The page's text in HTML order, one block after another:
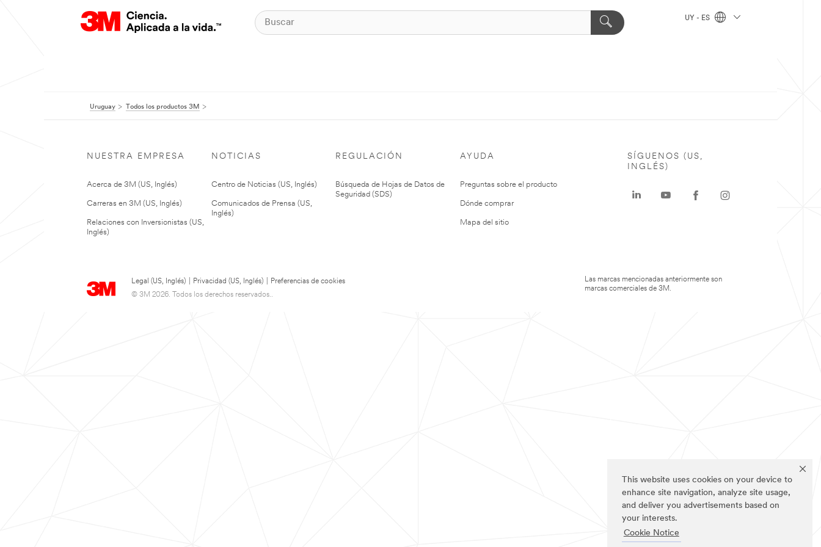
This website uses cookies on your device to
enhance site navigation, analyze site usage,
and deliver you advertisements based on
your interests.
Cookie Notice
UY - ES
Uruguay Todos los productos 3M
NUESTRA EMPRESA
Acerca de 3M (US, Inglés)
Carreras en 3M (US, Inglés)
Relaciones con Inversionistas (US,
Inglés)
NOTICIAS
Centro de Noticias (US, Inglés)
Comunicados de Prensa (US,
Inglés)
REGULACIÓN
Búsqueda de Hojas de Datos de
Seguridad (SDS)
AYUDA
Preguntas sobre el producto
Dónde comprar
Mapa del sitio
Legal (US, Inglés) Privacidad (US, Inglés)
Preferencias de cookies
© 3M 2026. Todos los derechos reservados..
SÍGUENOS (US,
INGLÉS)
Las marcas mencionadas anteriormente son
marcas comerciales de 3M.